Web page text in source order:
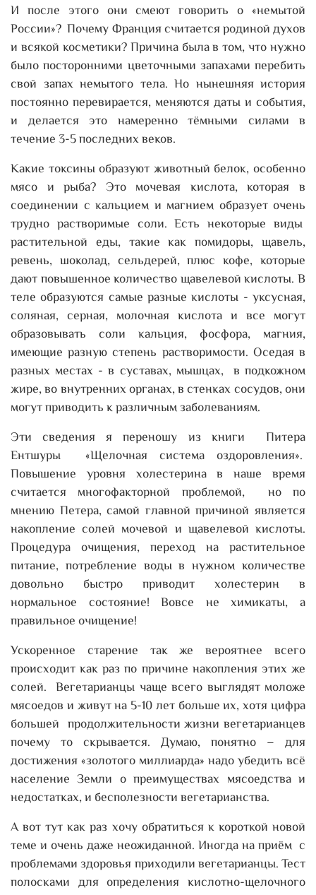
И после этого они смеют говорить о «немытой
России»? Почему Франция считается родиной духов
и всякой косметики? Причина была в том, что нужно
было посторонними цветочными запахами перебить
свой запах немытого тела. Но нынешняя история
постоянно перевирается, меняются даты и события,
и делается это намеренно тёмными силами в
течение 3-5 последних веков.
Какие токсины образуют животный белок, особенно
мясо и рыба? Это мочевая кислота, которая в
соединении с кальцием и магнием образует очень
трудно растворимые соли. Есть некоторые виды
растительной еды, такие как помидоры, щавель,
ревень, шоколад, сельдерей, плюс кофе, которые
дают повышенное количество щавелевой кислоты. В
теле образуются самые разные кислоты - уксусная,
соляная, серная, молочная кислота и все могут
образовывать соли кальция, фосфора, магния,
имеющие разную степень растворимости. Оседая в
разных местах - в суставах, мышцах, в подкожном
жире, во внутренних органах, в стенках сосудов, они
могут приводить к различным заболеваниям.
Эти сведения я переношу из книги Питера
Ентшуры «Щелочная система оздоровления».
Повышение уровня холестерина в наше время
считается многофакторной проблемой, но по
мнению Петера, самой главной причиной является
накопление солей мочевой и щавелевой кислоты.
Процедура очищения, переход на растительное
питание, потребление воды в нужном количестве
довольно быстро приводит холестерин в
нормальное состояние! Вовсе не химикаты, а
правильное очищение!
Ускоренное старение так же вероятнее всего
происходит как раз по причине накопления этих же
солей. Вегетарианцы чаще всего выглядят моложе
мясоедов и живут на 5-10 лет больше их, хотя цифра
большей продолжительности жизни вегетарианцев
почему то скрывается. Думаю, понятно – для
достижения «золотого миллиарда» надо убедить всё
население Земли о преимуществах мясоедства и
недостатках, и бесполезности вегетарианства.
А вот тут как раз хочу обратиться к короткой новой
теме и очень даже неожиданной. Иногда на приём с
проблемами здоровья приходили вегетарианцы. Тест
полосками для определения кислотно-щелочного